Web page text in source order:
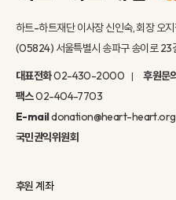
하트-하트재단 이사장 신인숙, 회장 오
(05824) 서울특별시 송파구 송이로 23
대표전화02-430-2000 후원문
팩스02-404-7703
E-maildonation@heart-heart.org
국민권익위원회
후원 계좌